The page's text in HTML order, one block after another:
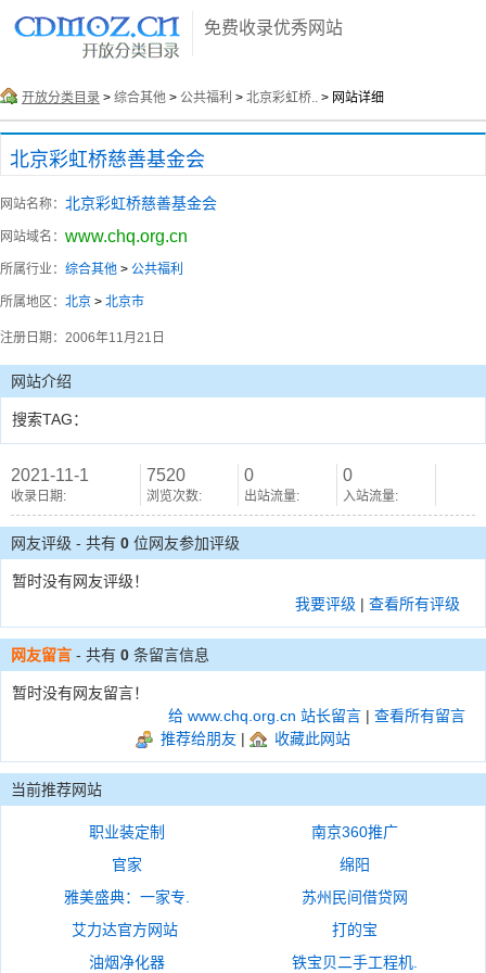
免费收录优秀网站
开放分类目录 > 综合其他 > 公共福利 > 北京彩虹桥.. > 网站详细
北京彩虹桥慈善基金会
网站名称： 北京彩虹桥慈善基金会
网站域名： www.chq.org.cn
所属行业： 综合其他 > 公共福利
所属地区： 北京 > 北京市
注册日期： 2006年11月21日
网站介绍
搜索TAG：
2021-11-1
收录日期:
7520
浏览次数:
0
出站流量:
0
入站流量:
网友评级 - 共有 0 位网友参加评级
暂时没有网友评级！
我要评级 | 查看所有评级
网友留言 - 共有 0 条留言信息
暂时没有网友留言！
给 www.chq.org.cn 站长留言 | 查看所有留言
推荐给朋友 | 收藏此网站
当前推荐网站
职业装定制
南京360推广
官家
绵阳
雅美盛典：一家专.
苏州民间借贷网
艾力达官方网站
打的宝
油烟净化器
铁宝贝二手工程机.